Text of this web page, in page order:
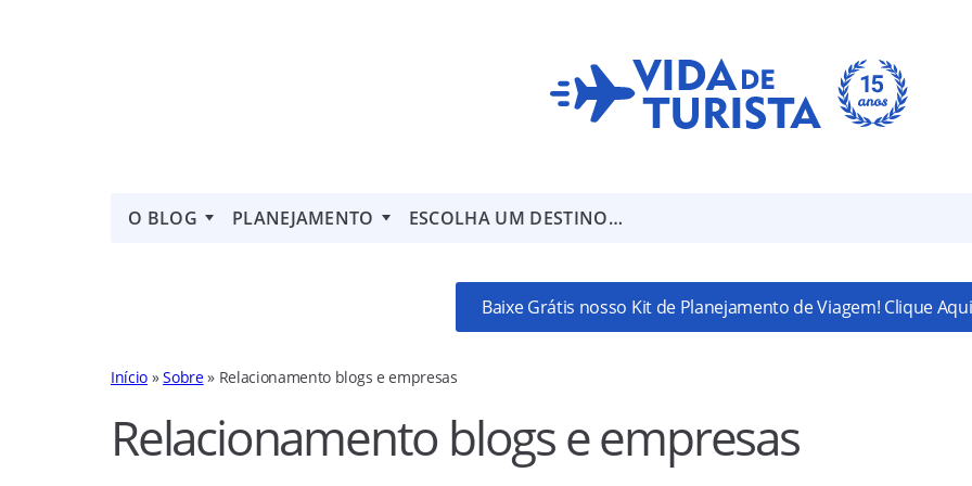
O BLOG PLANEJAMENTO ESCOLHA UM DESTINO…
Baixe Grátis nosso Kit de Planejamento de Viagem! Clique
Início »Sobre» Relacionamento blogs e empresas
Relacionamento blogs e empresas